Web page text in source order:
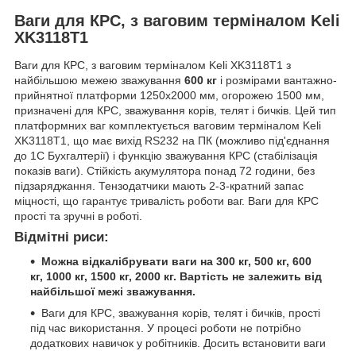
Ваги для КРС, з ваговим терміналом Keli
XK3118T1
Ваги для КРС, з ваговим терміналом Keli XK3118T1 з
найбільшою межею зважування 600 кг і розмірами вантажно-
прийнятної платформи 1250х2000 мм, огорожею 1500 мм,
призначені для КРС, зважування корів, телят і бичків. Цей тип
платформних ваг комплектується ваговим терміналом Keli
XK3118T1, що має вихід RS232 на ПК (можливо під'єднання
до 1С Бухгалтерії) і функцію зважування КРС (стабілізація
показів ваги). Стійкість акумулятора понад 72 години, без
підзаряджання. Тензодатчики мають 2-3-кратний запас
міцності, що гарантує тривалість роботи ваг. Ваги для КРС
прості та зручні в роботі.
Відмітні риси:
Можна відкалібрувати ваги на 300 кг, 500 кг, 600
кг, 1000 кг, 1500 кг, 2000 кг. Вартість не залежить від
найбільшої межі зважування.
Ваги для КРС, зважування корів, телят і бичків, прості
під час використання. У процесі роботи не потрібно
додаткових навичок у робітників. Досить встановити ваги